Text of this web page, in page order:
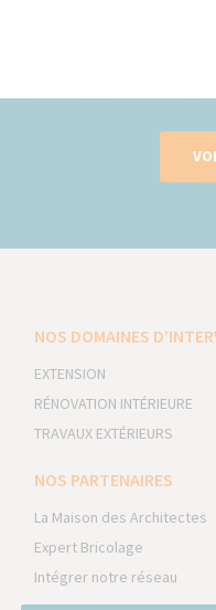
NOS DOMAINES
EXTENSION
RÉNOVATION INTÉRIEURE
TRAVAUX EXTÉRIEURS
NOS PARTENAIRES
La Maison des Architectes
Expert Bricolage
Intégrer notre réseau